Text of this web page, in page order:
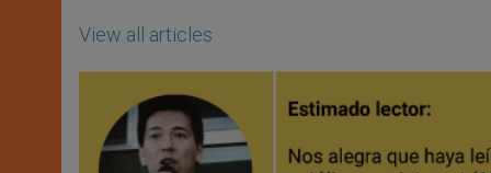
View all articles